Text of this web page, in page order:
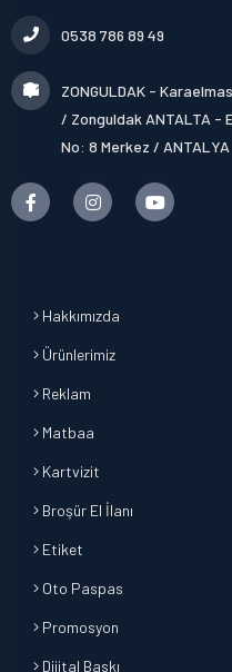
0538 786 89 49
ZONGULDAK -
/ Zonguldak ANTALTA -
No: 8 Merkez / ANTALYA
Hakkımızda
Ürünlerimiz
Reklam
Matbaa
Kartvizit
Broşür El İlanı
Etiket
Oto Paspas
Promosyon
Dijital Baskı